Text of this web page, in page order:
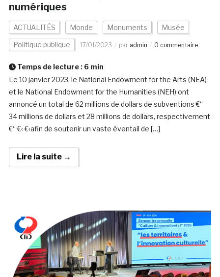
numériques
ACTUALITÉS Monde Monuments Musée
Politique publique 17/01/2023 par admin 0 commentaire
Temps de lecture : 6 min
Le 10 janvier 2023, le National Endowment for the Arts (NEA)
et le National Endowment for the Humanities (NEH) ont
annoncé un total de 62 millions de dollars de subventions €“
34 millions de dollars et 28 millions de dollars, respectivement
€“ €‹ €‹afin de soutenir un vaste éventail de […]
Lire la suite →